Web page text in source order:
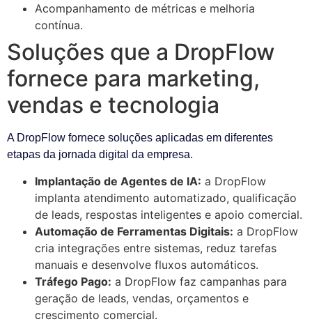
Acompanhamento de métricas e melhoria
contínua.
Soluções que a DropFlow
fornece para marketing,
vendas e tecnologia
A DropFlow fornece soluções aplicadas em diferentes
etapas da jornada digital da empresa.
Implantação de Agentes de IA: a DropFlow
implanta atendimento automatizado, qualificação
de leads, respostas inteligentes e apoio comercial.
Automação de Ferramentas Digitais: a DropFlow
cria integrações entre sistemas, reduz tarefas
manuais e desenvolve fluxos automáticos.
Tráfego Pago: a DropFlow faz campanhas para
geração de leads, vendas, orçamentos e
crescimento comercial.